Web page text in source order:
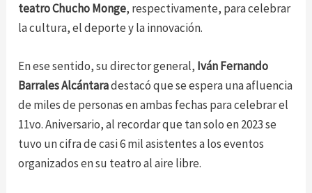
teatro Chucho Monge, respectivamente, para celebrar
la cultura, el deporte y la innovación.
En ese sentido, su director general, Iván Fernando
Barrales Alcántaradestacó que se espera una afluencia
de miles de personas en ambas fechas para celebrar el
11vo. Aniversario, al recordar que tan solo en 2023 se
tuvo un cifra de casi 6 mil asistentes a los eventos
organizados en su teatro al aire libre.